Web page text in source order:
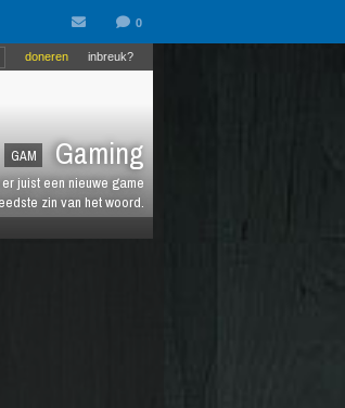
GAM Gaming
juist een nieuwe game
zin van het woord.
inbreuk?
doneren